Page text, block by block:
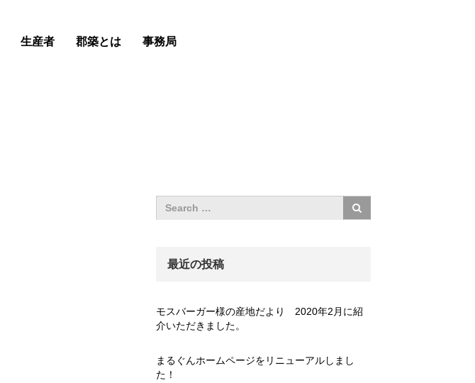
生産者 郡築とは 事務局
最近の投稿
モスバーガー様の産地だより 2020年2月に紹
介いただきました。
まるぐんホームページをリニューアルしまし
た！